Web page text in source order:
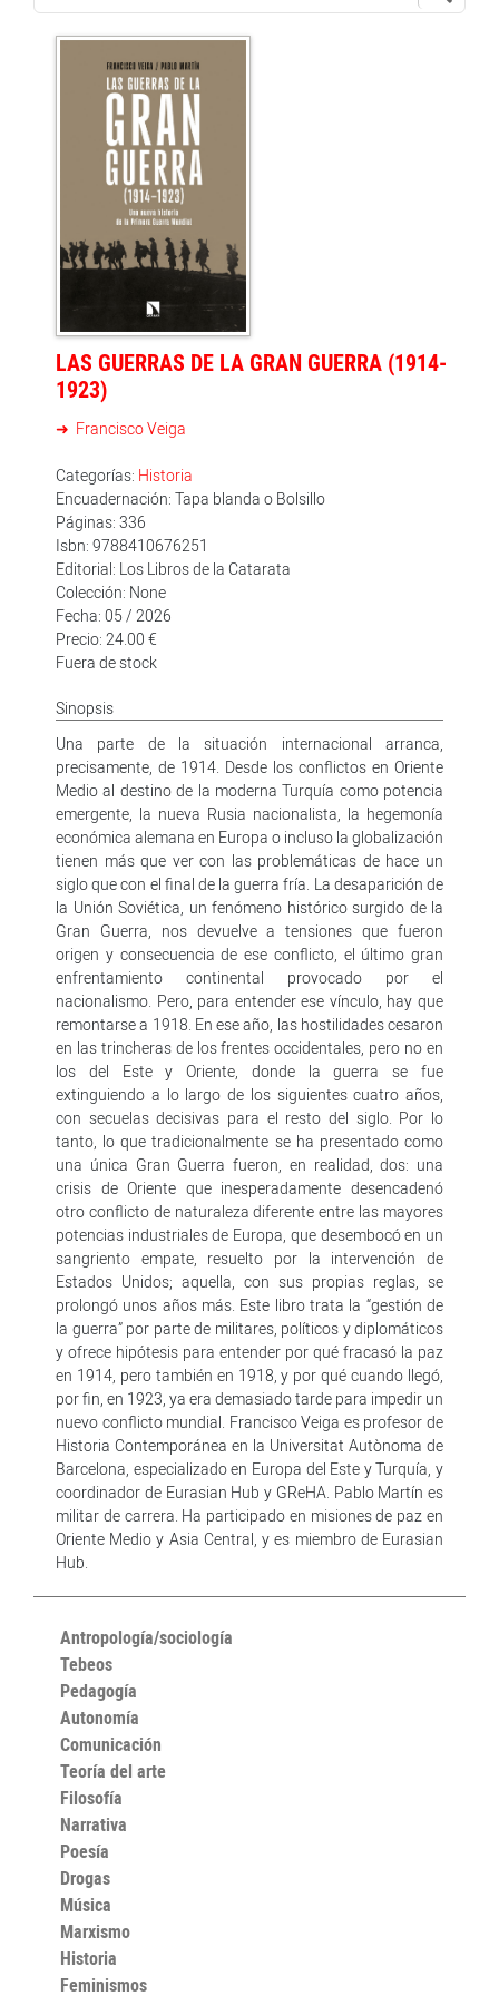
LAS GUERRAS DE LA GRAN GUERRA (1914-
1923)
Francisco Veiga
Categorías: Historia
Encuadernación: Tapa blanda o Bolsillo
Páginas: 336
Isbn: 9788410676251
Editorial: Los Libros de la Catarata
Colección: None
Fecha: 05 / 2026
Precio: 24.00 €
Fuera de stock
Sinopsis
Una parte de la situación internacional arranca,
precisamente, de 1914. Desde los conflictos en Oriente
Medio al destino de la moderna Turquía como potencia
emergente, la nueva Rusia nacionalista, la hegemonía
económica alemana en Europa o incluso la globalización
tienen más que ver con las problemáticas de hace un
siglo que con el final de la guerra fría. La desaparición de
la Unión Soviética, un fenómeno histórico surgido de la
Gran Guerra, nos devuelve a tensiones que fueron
origen y consecuencia de ese conflicto, el último gran
enfrentamiento continental provocado por el
nacionalismo. Pero, para entender ese vínculo, hay que
remontarse a 1918. En ese año, las hostilidades cesaron
en las trincheras de los frentes occidentales, pero no en
los del Este y Oriente, donde la guerra se fue
extinguiendo a lo largo de los siguientes cuatro años,
con secuelas decisivas para el resto del siglo. Por lo
tanto, lo que tradicionalmente se ha presentado como
una única Gran Guerra fueron, en realidad, dos: una
crisis de Oriente que inesperadamente desencadenó
otro conflicto de naturaleza diferente entre las mayores
potencias industriales de Europa, que desembocó en un
sangriento empate, resuelto por la intervención de
Estados Unidos; aquella, con sus propias reglas, se
prolongó unos años más. Este libro trata la “gestión de
la guerra” por parte de militares, políticos y diplomáticos
y ofrece hipótesis para entender por qué fracasó la paz
en 1914, pero también en 1918, y por qué cuando llegó,
por fin, en 1923, ya era demasiado tarde para impedir un
nuevo conflicto mundial. Francisco Veiga es profesor de
Historia Contemporánea en la Universitat Autònoma de
Barcelona, especializado en Europa del Este y Turquía, y
coordinador de Eurasian Hub y GReHA. Pablo Martín es
militar de carrera. Ha participado en misiones de paz en
Oriente Medio y Asia Central, y es miembro de Eurasian
Hub.
Antropología/sociología
Tebeos
Pedagogía
Autonomía
Comunicación
Teoría del arte
Filosofía
Narrativa
Poesía
Drogas
Música
Marxismo
Historia
Feminismos